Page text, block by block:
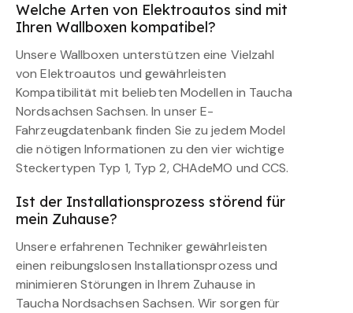
Welche Arten von Elektroautos sind mit
Ihren Wallboxen kompatibel?
Unsere Wallboxen unterstützen eine Vielzahl
von Elektroautos und gewährleisten
Kompatibilität mit beliebten Modellen in Taucha
Nordsachsen Sachsen. In unser E-
Fahrzeugdatenbank finden Sie zu jedem Model
die nötigen Informationen zu den vier wichtige
Steckertypen Typ 1, Typ 2, CHAdeMO und CCS.
Ist der Installationsprozess störend für
mein Zuhause?
Unsere erfahrenen Techniker gewährleisten
einen reibungslosen Installationsprozess und
minimieren Störungen in Ihrem Zuhause in
Taucha Nordsachsen Sachsen. Wir sorgen für